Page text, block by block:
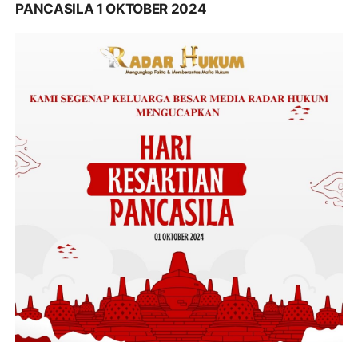
PANCASILA 1 OKTOBER 2024